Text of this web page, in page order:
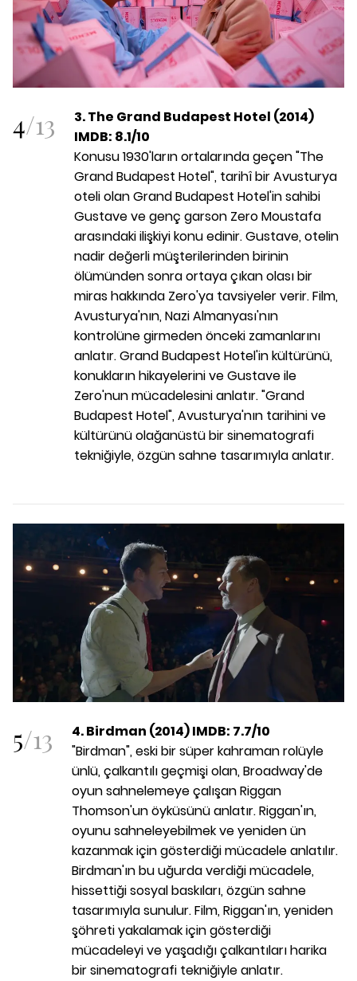
4/13
3. The Grand Budapest Hotel (2014)
IMDB: 8.1/10
Konusu 1930'ların ortalarında geçen "The
Grand Budapest Hotel", tarihî bir Avusturya
oteli olan Grand Budapest Hotel'in sahibi
Gustave ve genç garson Zero Moustafa
arasındaki ilişkiyi konu edinir. Gustave, otelin
nadir değerli müşterilerinden birinin
ölümünden sonra ortaya çıkan olası bir
miras hakkında Zero'ya tavsiyeler verir. Film,
Avusturya'nın, Nazi Almanyası'nın
kontrolüne girmeden önceki zamanlarını
anlatır. Grand Budapest Hotel'in kültürünü,
konukların hikayelerini ve Gustave ile
Zero'nun mücadelesini anlatır. "Grand
Budapest Hotel", Avusturya'nın tarihini ve
kültürünü olağanüstü bir sinematografi
tekniğiyle, özgün sahne tasarımıyla anlatır.
5/13
4. Birdman (2014) IMDB: 7.7/10
"Birdman", eski bir süper kahraman rolüyle
ünlü, çalkantılı geçmişi olan, Broadway'de
oyun sahnelemeye çalışan Riggan
Thomson'un öyküsünü anlatır. Riggan'ın,
oyunu sahneleyebilmek ve yeniden ün
kazanmak için gösterdiği mücadele anlatılır.
Birdman'ın bu uğurda verdiği mücadele,
hissettiği sosyal baskıları, özgün sahne
tasarımıyla sunulur. Film, Riggan'ın, yeniden
şöhreti yakalamak için gösterdiği
mücadeleyi ve yaşadığı çalkantıları harika
bir sinematografi tekniğiyle anlatır.